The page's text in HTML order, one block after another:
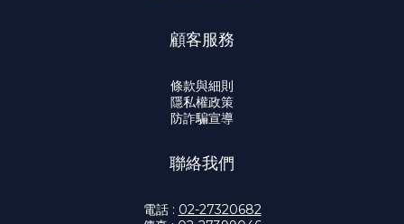
顧客服務
條款與細則
隱私權政策
防詐騙宣導
聯絡我們
電話 : 02-27320682